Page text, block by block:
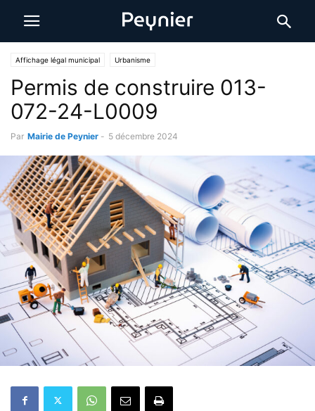
Affichage légal municipal Urbanisme
Permis de construire 013-
072-24-L0009
Par Mairie de Peynier - 5 décembre 2024